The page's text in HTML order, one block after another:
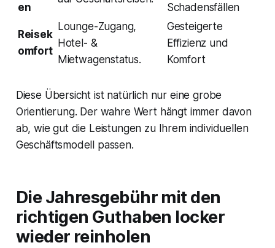
en Schadensfällen
Reisek
omfort
Lounge-Zugang,
Hotel- &
Mietwagenstatus.
Gesteigerte
Effizienz und
Komfort
Diese Übersicht ist natürlich nur eine grobe
Orientierung. Der wahre Wert hängt immer davon
ab, wie gut die Leistungen zu Ihrem individuellen
Geschäftsmodell passen.
Die Jahresgebühr mit den
richtigen Guthaben locker
wieder reinholen